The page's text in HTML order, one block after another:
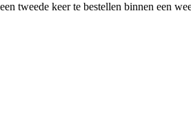
tweede keer te bestellen binnen een